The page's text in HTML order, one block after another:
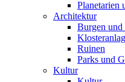
Planetarien
Architektur
Burgen und
Ruinen
Parks und
Kultur